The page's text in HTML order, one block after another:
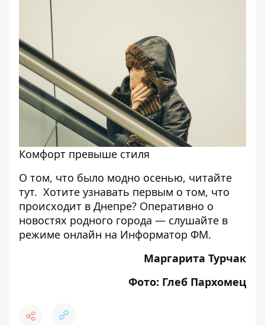
Комфорт превыше стиля
О том, что было модно осенью, читайте
тут. Хотите узнавать первым о том, что
происходит в Днепре? Оперативно о
новостях родного города — слушайте в
режиме онлайн на Информатор ФМ.
Маргарита Турчак
Фото: Глеб Пархомец